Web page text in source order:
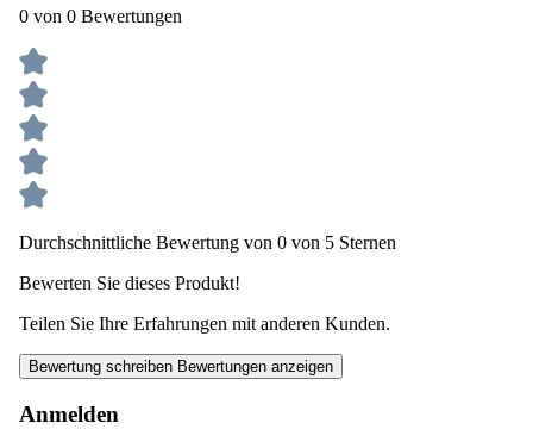
0 von 0 Bewertungen
Durchschnittliche Bewertung von 0 von 5 Sternen
Bewerten Sie dieses Produkt!
Teilen Sie Ihre Erfahrungen mit anderen Kunden.
Bewertung schreiben Bewertungen anzeigen
Anmelden